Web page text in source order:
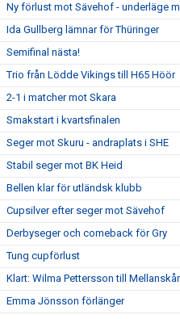
Ny förlust mot Sävehof - underläge
Ida Gullberg lämnar för Thüringer
Semifinal nästa!
Trio från Lödde Vikings till H65 Höör
2-1 i matcher mot Skara
Smakstart i kvartsfinalen
Seger mot Skuru - andraplats i SHE
Stabil seger mot BK Heid
Bellen klar för utländsk klubb
Cupsilver efter seger mot Sävehof
Derbyseger och comeback för Gry
Tung cupförlust
Klart: Wilma Pettersson till
Emma Jönsson förlänger